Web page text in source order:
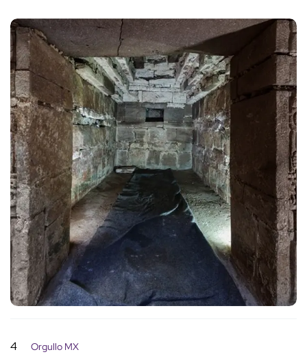
4 Orgullo MX